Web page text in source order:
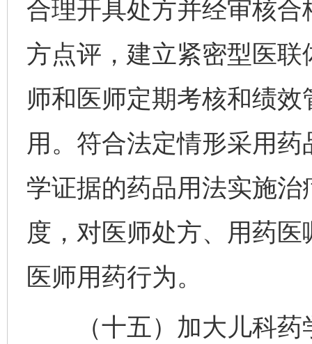
合理开具处方并经审核
方点评，建立紧密型医
师和医师定期考核和绩
用。符合法定情形采用
学证据的药品用法实施
度，对医师处方、用药
医师用药行为。
（十五）加大儿科药